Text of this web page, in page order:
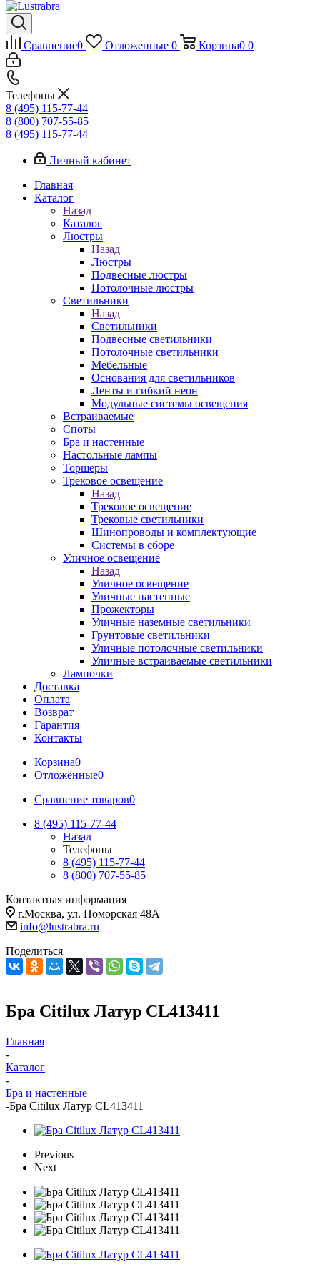
Сравнение0 Отложенные 0 Корзина0 0
Телефоны
8 (495) 115-77-44
8 (800) 707-55-85
8 (495) 115-77-44
Личный кабинет
Главная
Каталог
Назад
Каталог
Люстры
Назад
Люстры
Подвесные люстры
Потолочные люстры
Светильники
Назад
Светильники
Подвесные светильники
Потолочные светильники
Мебельные
Основания для светильников
Ленты и гибкий неон
Модульные системы освещения
Встраиваемые
Споты
Бра и настенные
Настольные лампы
Торшеры
Трековое освещение
Назад
Трековое освещение
Трековые светильники
Шинопроводы и комплектующие
Системы в сборе
Уличное освещение
Назад
Уличное освещение
Уличные настенные
Прожекторы
Уличные наземные светильники
Грунтовые светильники
Уличные потолочные светильники
Уличные встраиваемые светильники
Лампочки
Доставка
Оплата
Возврат
Гарантия
Контакты
Корзина0
Отложенные0
Сравнение товаров0
8 (495) 115-77-44
Назад
Телефоны
8 (495) 115-77-44
8 (800) 707-55-85
Контактная информация
г.Москва, ул. Поморская 48А
info@lustrabra.ru
Поделиться
Бра Citilux Латур CL413411
Главная
-
Каталог
-
Бра и настенные
-Бра Citilux Латур CL413411
Previous
Next